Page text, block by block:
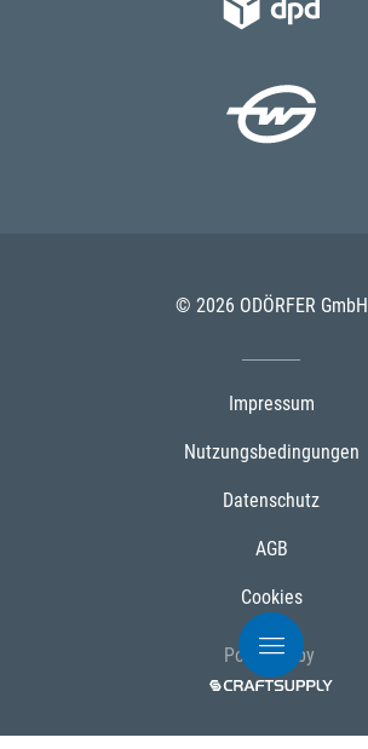
© 2026 ODÖRFER GmbH
Impressum
Nutzungsbedingungen
Datenschutz
AGB
Cookies
Powered by